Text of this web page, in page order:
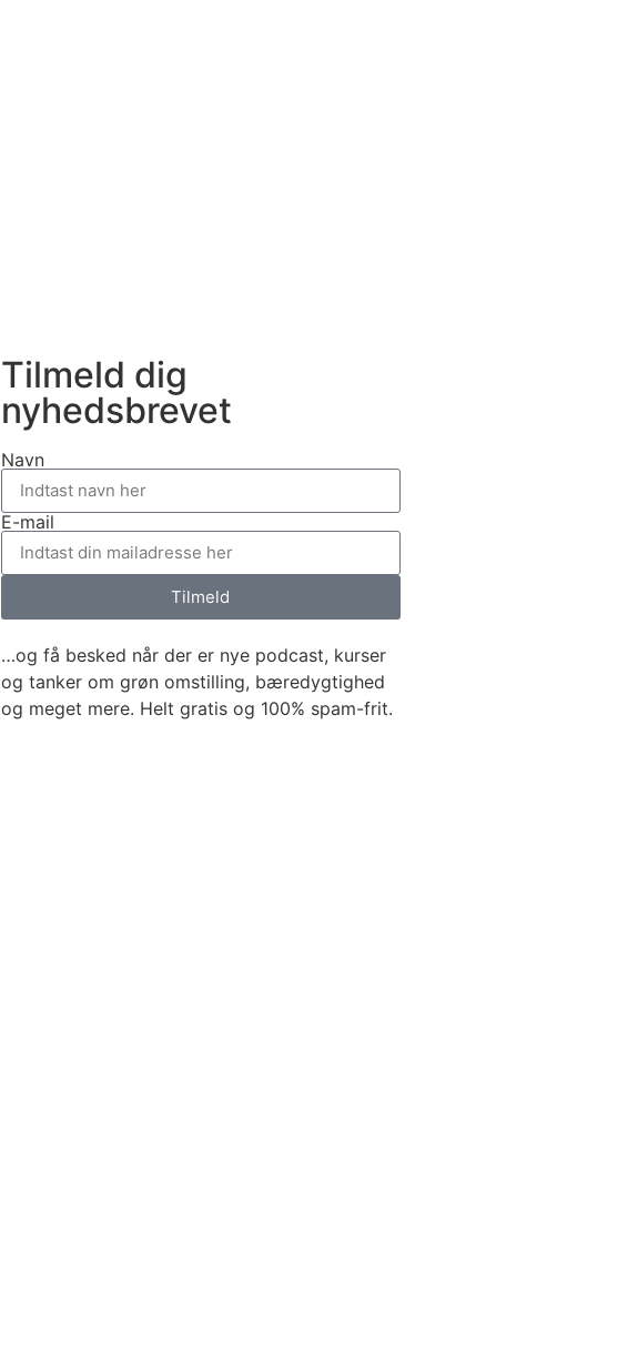
Tilmeld dig
nyhedsbrevet
Navn
E-mail
Tilmeld
…og få besked når der er nye podcast, kurser
og tanker om grøn omstilling, bæredygtighed
og meget mere. Helt gratis og 100% spam-frit.